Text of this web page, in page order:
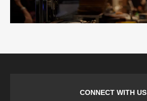
CONNECT WITH US